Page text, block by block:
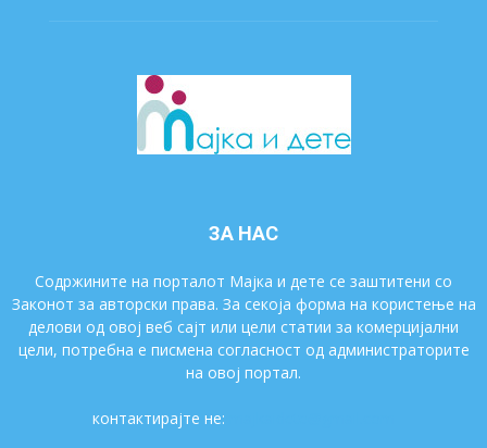
ЗА НАС
Содржините на порталот Мајка и дете се заштитени со
Законот за авторски права. За секоја форма на користење на
делови од овој веб сајт или цели статии за комерцијални
цели, потребна е писмена согласност од администраторите
на овој портал.
контактирајте не: